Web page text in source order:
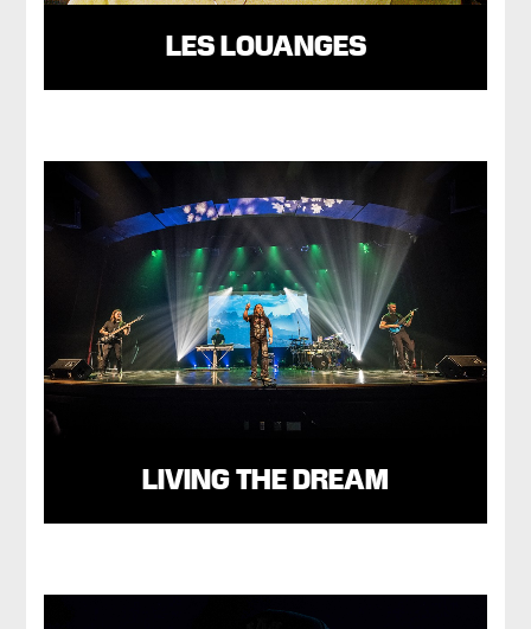
LES LOUANGES
LIVING THE DREAM